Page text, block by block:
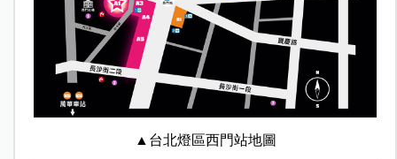
▲台北燈區西門站地圖